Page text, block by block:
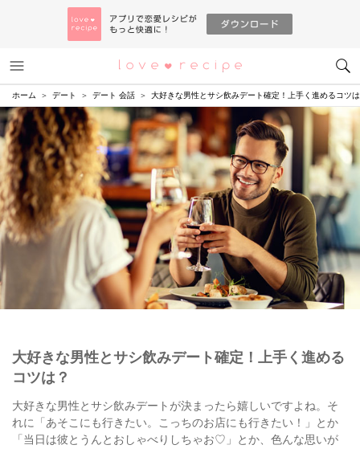
恋愛レシピ
ホーム デート デート 会話 大好きな男性とサシ飲みデート確定！上手く進めるコツ
大好きな男性とサシ飲みデート確定！上手く進める
コツは？
大好きな男性とサシ飲みデートが決まったら嬉しいですよね。そ
れに「あそこにも行きたい。こっちのお店にも行きたい！」とか
「当日は彼とうんとおしゃべりしちゃお♡」とか、色んな思いが